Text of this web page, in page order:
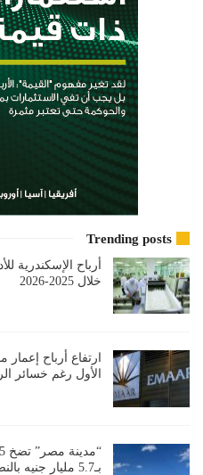
Trending posts
خلال 2025-2026
الأول رغم خسائر
بـ5.7 مليار جنيه بالنصف الأول